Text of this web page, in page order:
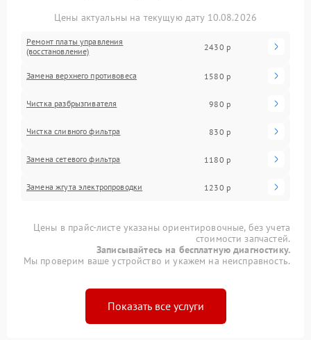
Цены актуальны на текущую дату 10.08.2026
Ремонт платы управления
(восстановление)
2430 р
Замена верхнего противовеса 1580 р
Чистка разбрызгивателя 980 р
Чистка сливного фильтра 830 р
Замена сетевого фильтра 1180 р
Замена жгута электропроводки 1230 р
Цены в прайс-листе указаны ориентировочные, без учета
стоимости запчастей.
Записывайтесь на бесплатную диагностику.
Мы проверим ваше устройство и укажем на неисправность.
Показать все услуги